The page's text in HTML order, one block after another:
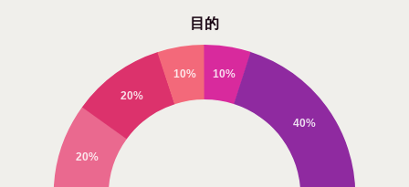
目的
20%
20%
10% 10%
40%